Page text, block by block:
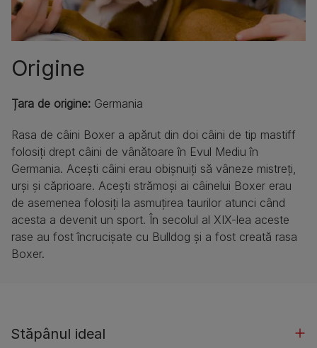
Origine
Țara de origine: Germania
Rasa de câini Boxer a apărut din doi câini de tip mastiff
folosiți drept câini de vânătoare în Evul Mediu în
Germania. Acești câini erau obișnuiți să vâneze mistreți,
urși și căprioare. Acești strămoși ai câinelui Boxer erau
de asemenea folosiți la asmuțirea taurilor atunci când
acesta a devenit un sport. În secolul al XIX-lea aceste
rase au fost încrucișate cu Bulldog și a fost creată rasa
Boxer.
Stăpânul ideal